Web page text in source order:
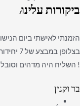
ביקורותעלינו:
הזמנתי לאישתי ביום
! השליח היה מדהים
בר וקנין